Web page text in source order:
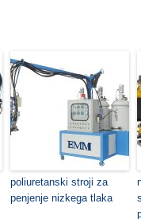
poliuretanski stroji za
penjenje nizkega tlaka